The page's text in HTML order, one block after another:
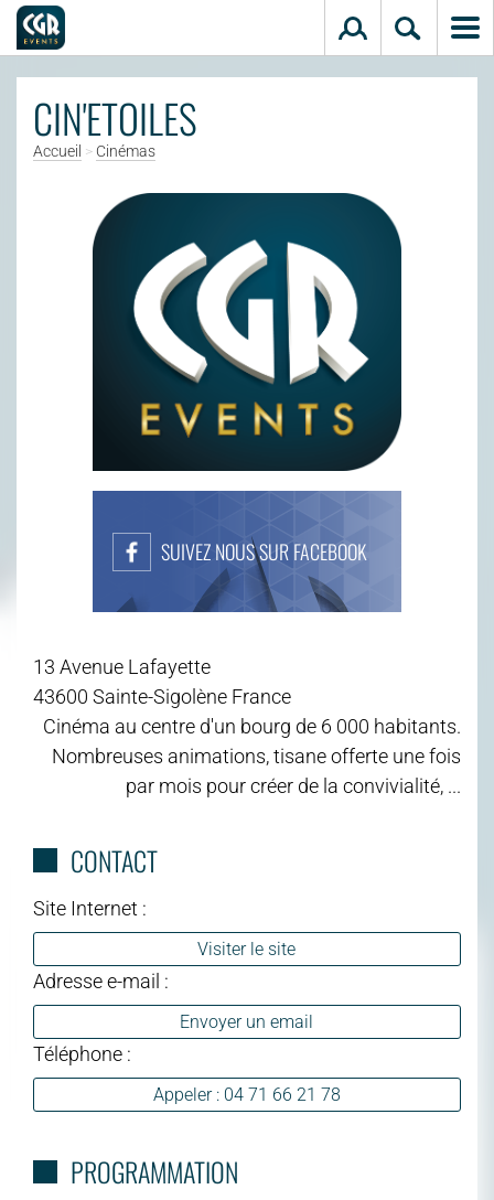
CIN'ETOILES
Accueil > Cinémas
SUIVEZ NOUS SUR FACEBOOK
13 Avenue Lafayette
43600 Sainte-Sigolène France
Cinéma au centre d'un bourg de 6 000 habitants.
Nombreuses animations, tisane offerte une fois
par mois pour créer de la convivialité, ...
CONTACT
Site Internet :
Visiter le site
Adresse e-mail :
Envoyer un email
Téléphone :
Appeler : 04 71 66 21 78
PROGRAMMATION